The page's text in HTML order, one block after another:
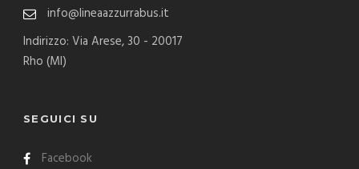
info@lineaazzurrabus.it
Indirizzo: Via Arese, 30 - 20017
Rho (MI)
SEGUICI SU
Facebook